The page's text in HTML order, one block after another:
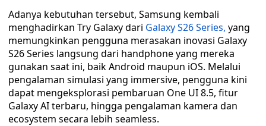
Adanya kebutuhan tersebut, Samsung kembali
menghadirkan Try Galaxy dari Galaxy S26 Series, yang
memungkinkan pengguna merasakan inovasi Galaxy
S26 Series langsung dari handphone yang mereka
gunakan saat ini, baik Android maupun iOS. Melalui
pengalaman simulasi yang immersive, pengguna kini
dapat mengeksplorasi pembaruan One UI 8.5, fitur
Galaxy AI terbaru, hingga pengalaman kamera dan
ecosystem secara lebih seamless.